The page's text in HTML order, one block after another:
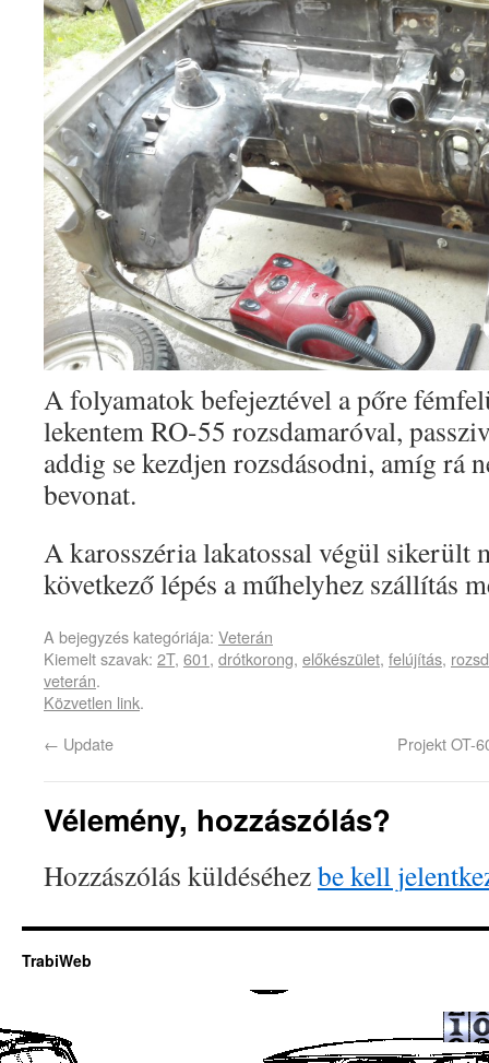
A folyamatok befejeztével a pőre
lekentem RO-55 rozsdamaróval,
addig se kezdjen rozsdásodni, amíg rá
bevonat.
A karosszéria lakatossal végül sikerült
következő lépés a műhelyhez szállítás
A bejegyzés kategóriája: Veterán
Kiemelt szavak: 2T, 601, drótkorong, előkészület, felújítás,
veterán.
Közvetlen link.
← Update Projekt OT-
Vélemény, hozzászólás?
Hozzászólás küldéséhezbe kell
TrabiWeb